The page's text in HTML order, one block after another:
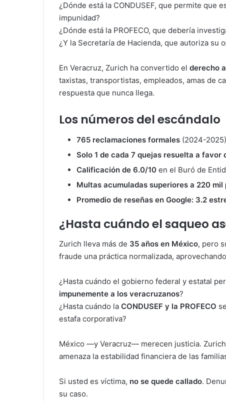
¿Dónde está la CONDUSEF, que permite que
impunidad?
¿Dónde está la PROFECO, que debería
¿Y la Secretaría de Hacienda, que autoriza su
En Veracruz, Zurich ha convertido el derecho
taxistas, transportistas, empleados, amas de
respuesta que nunca llega.
Los números del escándalo
765 reclamaciones formales (2024-
Solo 1 de cada 7 quejas resuelta a favor
Calificación de 6.0/10 en el Buró de
Multas acumuladas superiores a 220 mil
Promedio de reseñas en Google: 3.2
¿Hasta cuándo el saqueo
Zurich lleva más de 35 años en México, pero
fraude una práctica normalizada,
¿Hasta cuándo el gobierno federal y estatal
impunemente a los veracruzanos?
¿Hasta cuándo la CONDUSEF y la PROFECO
estafa corporativa?
México —y Veracruz— merecen justicia.
amenaza la estabilidad financiera de las
Si usted es víctima, no se quede callado.
su caso.